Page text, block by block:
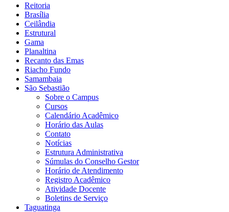
Reitoria
Brasília
Ceilândia
Estrutural
Gama
Planaltina
Recanto das Emas
Riacho Fundo
Samambaia
São Sebastião
Sobre o Campus
Cursos
Calendário Acadêmico
Horário das Aulas
Contato
Notícias
Estrutura Administrativa
Súmulas do Conselho Gestor
Horário de Atendimento
Registro Acadêmico
Atividade Docente
Boletins de Serviço
Taguatinga